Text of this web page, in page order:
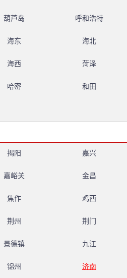
葫芦岛 呼和浩特
海东 海北
海西 菏泽
哈密 和田
揭阳 嘉兴
嘉峪关 金昌
焦作 鸡西
荆州 荆门
景德镇 九江
锦州 济南